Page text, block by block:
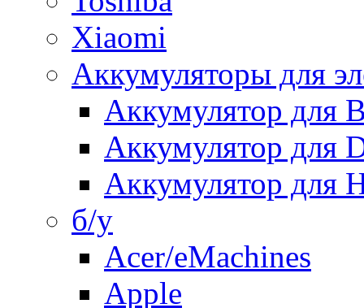
Xiaomi
Аккумуляторы для
Аккумулятор для
Аккумулятор для
Аккумулятор для
б/у
Acer/eMachines
Apple